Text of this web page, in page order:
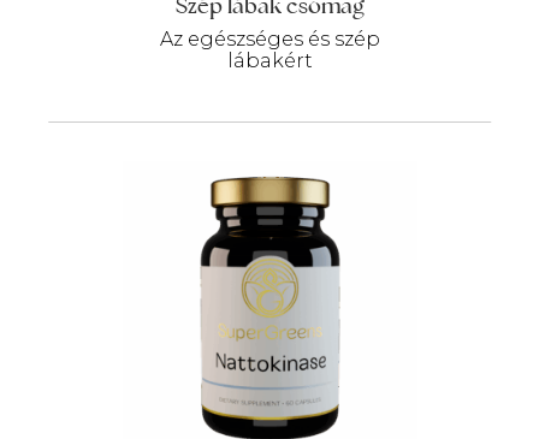
Szép lábak csomag
Az egészséges és szép
lábakért